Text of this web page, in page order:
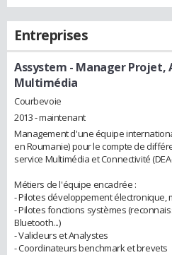
Entreprises
Assystem - Manager Projet,
Multimédia
Courbevoie
2013 - maintenant
Management d'une équipe
en Roumanie) pour le compte de
service Multimédia et Connectivité
Métiers de l'équipe encadrée :
- Pilotes développement électronique,
- Pilotes fonctions systèmes
Bluetooth...)
- Valideurs et Analystes
- Coordinateurs benchmark et brevets